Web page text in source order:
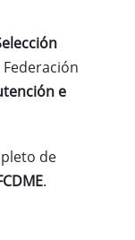
Federación
e
de
.